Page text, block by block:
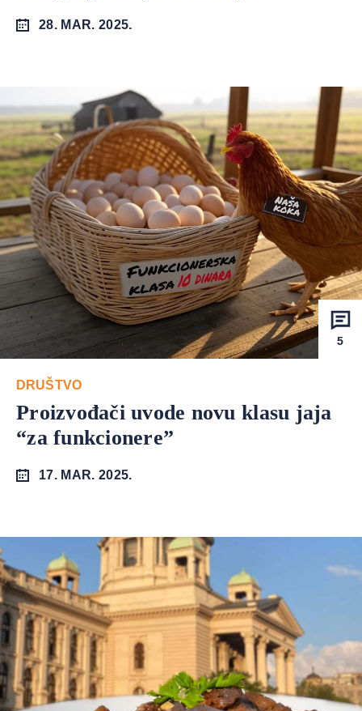
28. MAR. 2025.
5
DRUŠTVO
Proizvođači uvode novu klasu jaja
“za funkcionere”
17. MAR. 2025.